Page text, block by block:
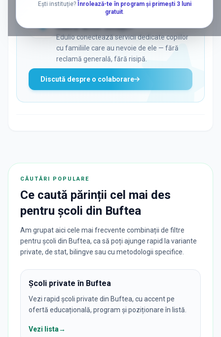
Ești instituție?
Înrolează-te în program și primești 3 luni
gratuit.
Vrei să ajungi la părinții care
caută activ soluții?
Edulio conectează servicii dedicate copiilor
cu familiile care au nevoie de ele — fără
reclamă generală, fără risipă.
Discută despre o colaborare
CĂUTĂRI POPULARE
Ce caută părinții cel mai des
pentru școli din Buftea
Am grupat aici cele mai frecvente combinații de filtre
pentru școli din Buftea, ca să poți ajunge rapid la variante
private, de stat, bilingve sau cu metodologii specifice.
Școli private în Buftea
Vezi rapid școli private din Buftea, cu accent pe
ofertă educațională, program și poziționare în listă.
Vezi lista→